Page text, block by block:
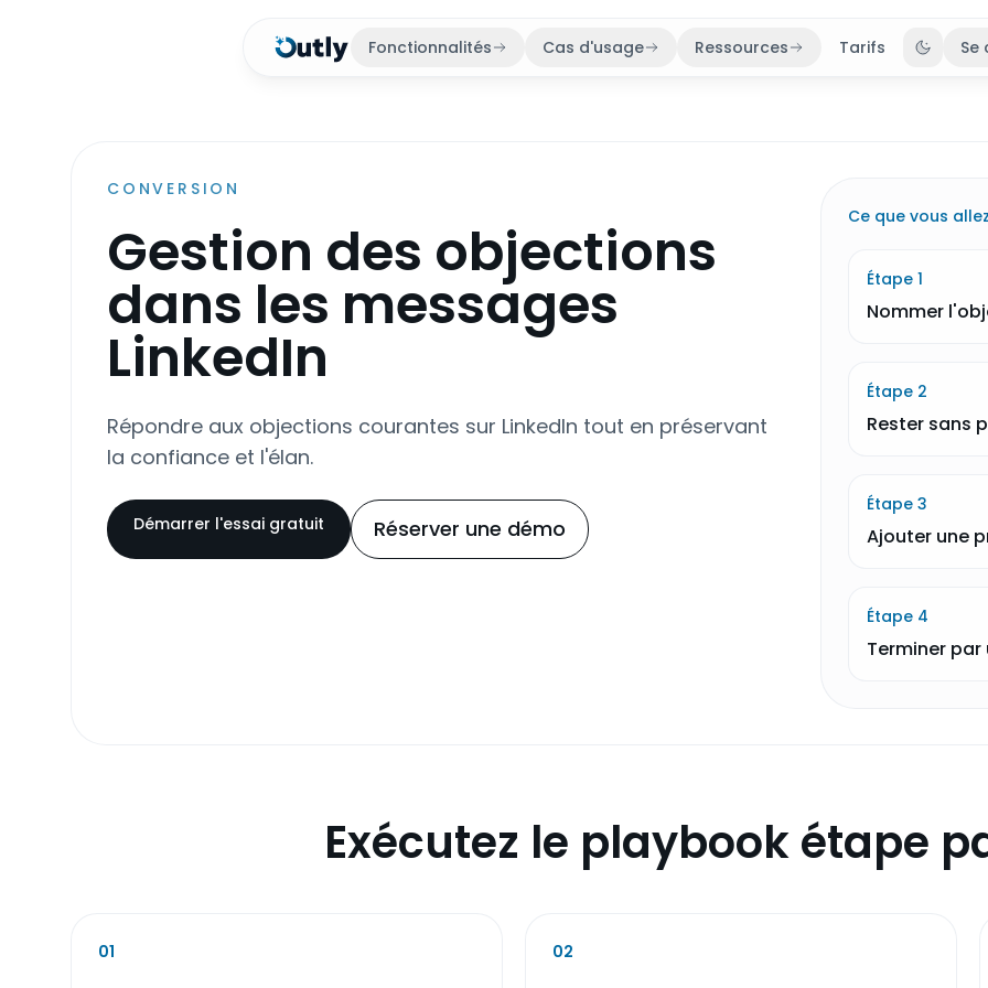
Fonctionnalités Cas d'usage Ressources Tarifs Se
CONVERSION
Gestion des objections
dans les messages
LinkedIn
Répondre aux objections courantes sur LinkedIn tout en préservant
la confiance et l'élan.
Démarrer l'essai gratuit Réserver une démo
Ce que vous
Étape 1
Nommer
Étape 2
Rester sans
Étape 3
Ajouter une
Étape 4
Terminer
Exécutez le playbook étape
01 02